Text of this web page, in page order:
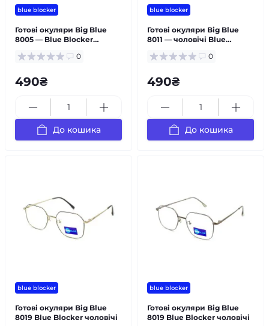
blue blocker
Готові окуляри Big Blue
8005 — Blue Blocker
0
490₴
До кошика
blue blocker
Готові окуляри Big Blue
8011 — чоловічі Blue
0
490₴
До кошика
blue blocker
Готові окуляри Big Blue
8019 Blue Blocker чоловічі
blue blocker
Готові окуляри Big Blue
8019 Blue Blocker чоловічі